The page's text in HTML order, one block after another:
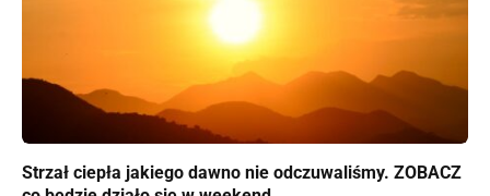
Strzał ciepła jakiego dawno nie odczuwaliśmy. ZOBACZ